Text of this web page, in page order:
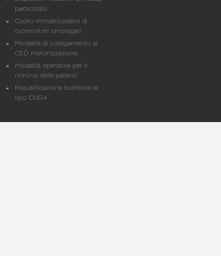
particolato
Codici immatricolativi di
ciclomotori omologati
Modalità di collegamento al
CED motorizzazione
Modalità operative per il
rinnovo delle patenti
Riqualificazione bombole di
tipo CNG4